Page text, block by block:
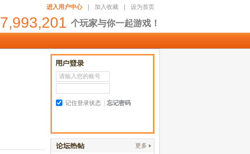
进入用户中心 加入收藏 设为首页
7,993,201 个玩家与你一起游戏！
记住登录状态 忘记密码
更多